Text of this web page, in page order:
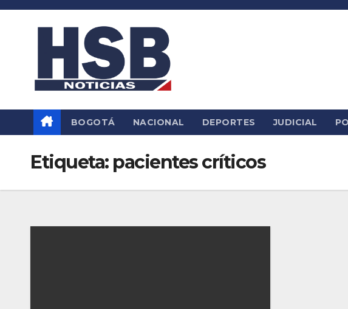
Saltar
BOGOTÁ NACIONAL DEPORTES JUDICIAL
Etiqueta: pacientes críticos